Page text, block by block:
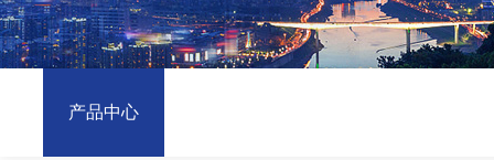
产品中心